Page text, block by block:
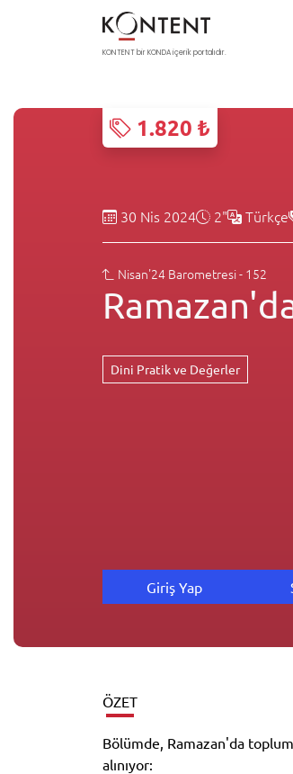
KONTENT bir KONDA içerik portalıdır.
1.820 ₺
30 Nis 2024 2" Türkçe
Nisan'24 Barometresi - 152
Dini Pratik ve Değerler
Giriş Yap
ÖZET
Bölümde, Ramazan'da
alınıyor: